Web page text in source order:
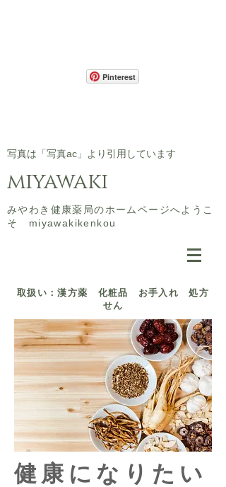
Pinterest
​写真は「写真ac」より引用しています
miyawaki
​みやわき健康薬局のホームページへようこ
そ miyawakikenkou
​取扱い：漢方薬 化粧品 お手入れ 処方
せん
健康になりたい